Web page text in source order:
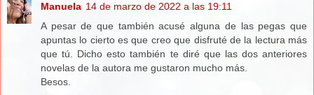
Manuela 14 de marzo de 2022 a las 19:11
A pesar de que también acusé alguna de las pegas que
apuntas lo cierto es que creo que disfruté de la lectura más
que tú. Dicho esto también te diré que las dos anteriores
novelas de la autora me gustaron mucho más.
Besos.